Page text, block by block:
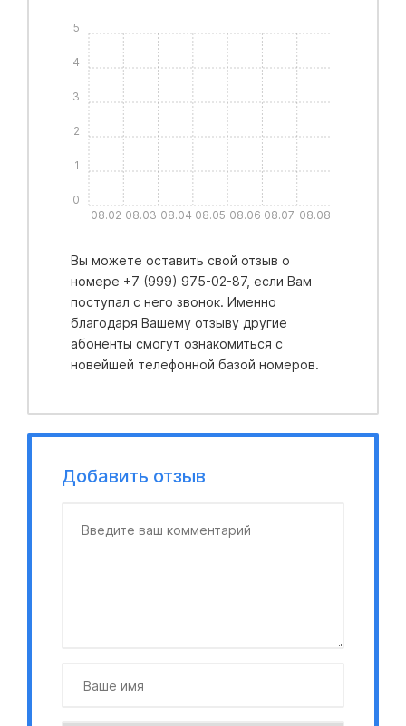
08.02 08.03 08.04 08.05 08.06 08.07 08.08
0
1
2
3
4
5
Вы можете оставить свой отзыв о
номере +7 (999) 975-02-87, если Вам
поступал с него звонок. Именно
благодаря Вашему отзыву другие
абоненты смогут ознакомиться с
новейшей телефонной базой номеров.
Добавить отзыв